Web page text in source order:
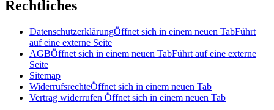
Rechtliches
DatenschutzerklärungÖffnet sich in einem neuen TabFührt
auf eine externe Seite
AGBÖffnet sich in einem neuen TabFührt auf eine externe
Seite
Sitemap
WiderrufsrechteÖffnet sich in einem neuen Tab
Vertrag widerrufen Öffnet sich in einem neuen Tab